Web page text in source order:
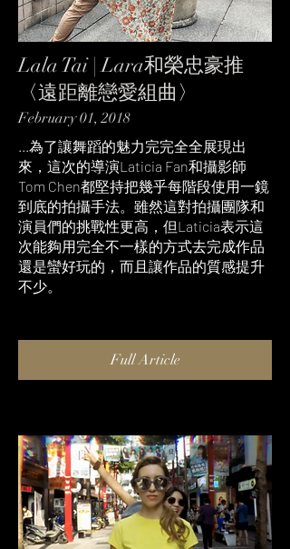
Lala Tai | Lara和榮忠豪推
〈遠距離戀愛組曲〉
February 01, 2018
...為了讓舞蹈的魅力完完全全展現出
來，這次的導演Laticia Fan和攝影師
Tom Chen都堅持把幾乎每階段使用一鏡
到底的拍攝手法。雖然這對拍攝團隊和
演員們的挑戰性更高，但Laticia表示這
次能夠用完全不一樣的方式去完成作品
還是蠻好玩的，而且讓作品的質感提升
不少。
Full Article